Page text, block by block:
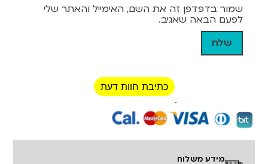
שמור בדפדפן זה את השם, האימייל והאתר שלי
לפעם הבאה שאגיב.
כתיבת חוות דעת
רכישה מאובטחת!
מידע משלוח